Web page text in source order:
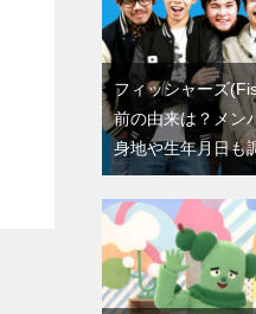
フィッシャーズ
前の由来は？メン
身地や生年月日も